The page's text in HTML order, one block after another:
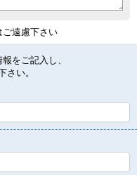
遠慮下さい
をご記入し、
さい。